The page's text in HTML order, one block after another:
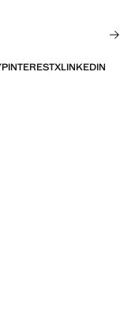
PINTERESTXLINKEDIN